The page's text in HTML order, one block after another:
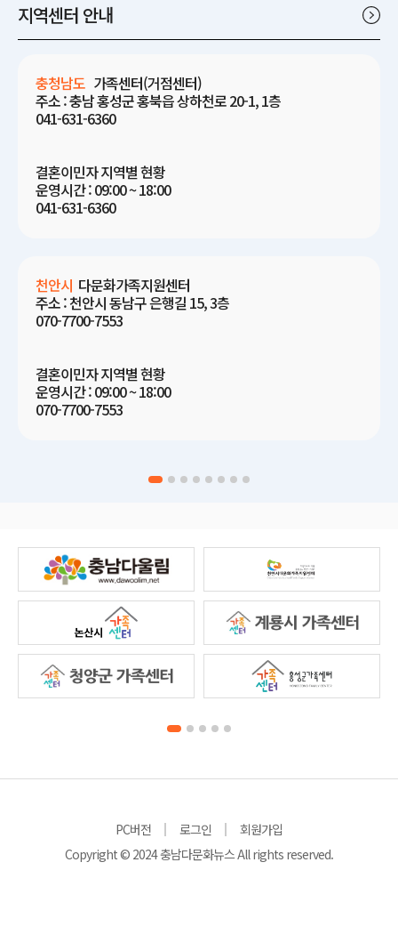
지역센터 안내
충청남도 가족센터(거점센터)
주소 : 충남 홍성군 홍북읍 상하천로 20-1, 1층
041-631-6360
결혼이민자 지역별 현황
운영시간 : 09:00 ~ 18:00
041-631-6360
천안시 다문화가족지원센터
주소 : 천안시 동남구 은행길 15, 3층
070-7700-7553
결혼이민자 지역별 현황
운영시간 : 09:00 ~ 18:00
070-7700-7553
PC버전 로그인
회원가입
Copyright © 2024 충남다문화뉴스 All rights reserved.